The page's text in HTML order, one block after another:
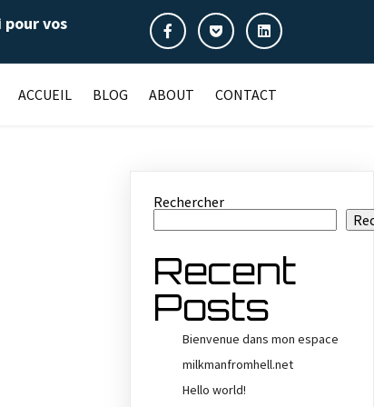
vos
ACCUEIL BLOG ABOUT CONTACT
Rechercher
Recent
Posts
Bienvenue dans mon espace
milkmanfromhell.net
Hello world!